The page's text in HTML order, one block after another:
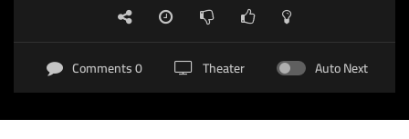
Auto Next
Theater
0 Comments